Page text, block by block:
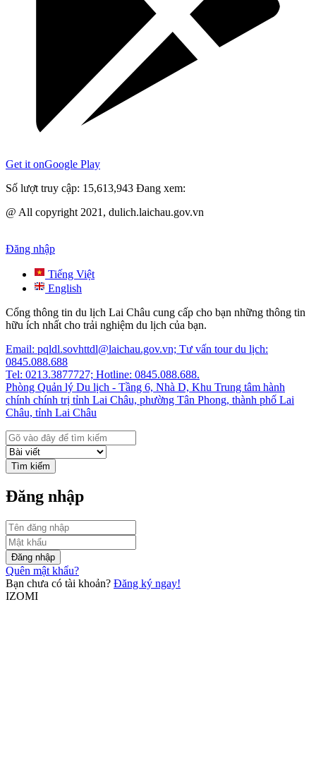
Get it onGoogle Play
Số lượt truy cập: 15,613,943 Đang xem:
@ All copyright 2021, dulich.laichau.gov.vn
Đăng nhập
Tiếng Việt
English
Cổng thông tin du lịch Lai Châu cung cấp cho bạn những thông tin
hữu ích nhất cho trải nghiệm du lịch của bạn.
Email: pqldl.sovhttdl@laichau.gov.vn; Tư vấn tour du lịch:
0845.088.688
Tel: 0213.3877727; Hotline: 0845.088.688.
Phòng Quản lý Du lịch - Tầng 6, Nhà D, Khu Trung tâm hành
chính chính trị tỉnh Lai Châu, phường Tân Phong, thành phố Lai
Châu, tỉnh Lai Châu
Tìm kiếm
Đăng nhập
Đăng nhập
Quên mật khẩu?
Bạn chưa có tài khoản? Đăng ký ngay!
IZOMI